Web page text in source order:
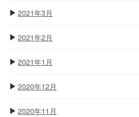
2021年3月
2021年2月
2021年1月
2020年12月
2020年11月